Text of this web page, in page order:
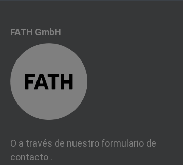
FATH GmbH
O a través de nuestro formulario de
contacto .